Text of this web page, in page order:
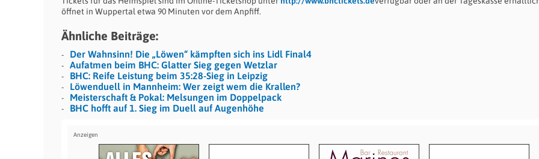
öffnet in Wuppertal etwa 90 Minuten vor dem Anpfiff.
Ähnliche Beiträge:
Der Wahnsinn! Die „Löwen“ kämpften sich ins Lidl Final4
Aufatmen beim BHC: Glatter Sieg gegen Wetzlar
BHC: Reife Leistung beim 35:28-Sieg in Leipzig
Löwenduell in Mannheim: Wer zeigt wem die Krallen?
Meisterschaft & Pokal: Melsungen im Doppelpack
BHC hofft auf 1. Sieg im Duell auf Augenhöhe